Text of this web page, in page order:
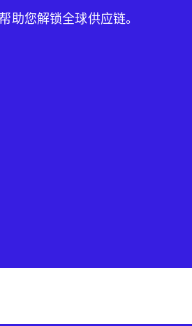
助您解锁全球供应链。